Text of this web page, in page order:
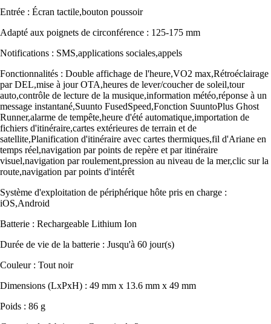
Entrée : Écran tactile,bouton poussoir
Adapté aux poignets de circonférence : 125-175 mm
Notifications : SMS,applications sociales,appels
Fonctionnalités : Double affichage de l'heure,VO2 max,Rétroéclairage
par DEL,mise à jour OTA,heures de lever/coucher de soleil,tour
auto,contrôle de lecture de la musique,information météo,réponse à un
message instantané,Suunto FusedSpeed,Fonction SuuntoPlus Ghost
Runner,alarme de tempête,heure d'été automatique,importation de
fichiers d'itinéraire,cartes extérieures de terrain et de
satellite,Planification d'itinéraire avec cartes thermiques,fil d'Ariane en
temps réel,navigation par points de repère et par itinéraire
visuel,navigation par roulement,pression au niveau de la mer,clic sur la
route,navigation par points d'intérêt
Système d'exploitation de périphérique hôte pris en charge :
iOS,Android
Batterie : Rechargeable Lithium Ion
Durée de vie de la batterie : Jusqu'à 60 jour(s)
Couleur : Tout noir
Dimensions (LxPxH) : 49 mm x 13.6 mm x 49 mm
Poids : 86 g